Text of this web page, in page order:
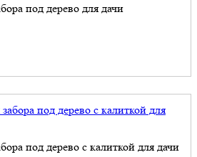
под дерево для дачи
под дерево с калиткой для дачи